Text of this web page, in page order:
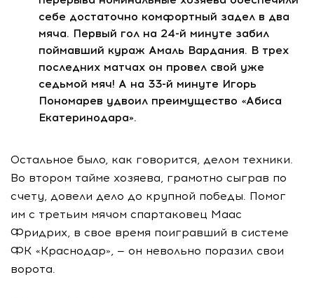
себе достаточно комфортный задел в два
мяча. Первый гол на 24-й минуте забил
поймавший кураж Амаль Вардания. В трех
последних матчах он провел свой уже
седьмой мяч! А на 33-й минуте Игорь
Пономарев удвоил преимущество «Абиса
Екатеринодара».
Остальное было, как говорится, делом техники.
Во втором тайме хозяева, грамотно сыграв по
счету, довели дело до крупной победы. Помог
им с третьим мячом спартаковец Маас
Фридрих, в свое время поигравший в системе
ФК «Краснодар», — он невольно поразил свои
ворота.